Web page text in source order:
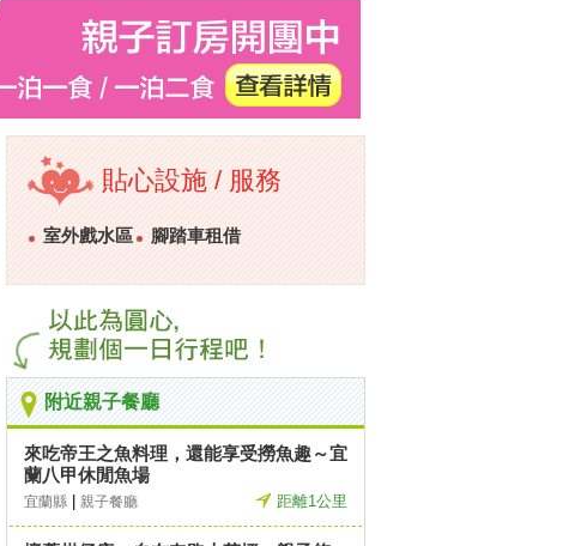
貼心設施 / 服務
室外戲水區 腳踏車租借
附近親子餐廳
來吃帝王之魚料理，還能享受撈魚趣～宜
蘭八甲休閒魚場
宜蘭縣 親子餐廳 距離1公里